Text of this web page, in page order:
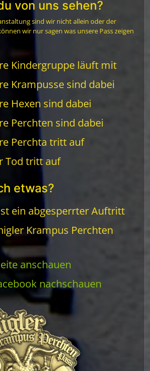
von uns sehen?
sind wir nicht allein oder der
wir nur sagen was unsere Pass zeigen
Kindergruppe läuft mit
Krampusse sind dabei
Hexen sind dabei
Perchten sind dabei
Perchta tritt auf
Tod tritt auf
etwas?
ein abgesperrter Auftritt
Krampus Perchten
anschauen
nachschauen